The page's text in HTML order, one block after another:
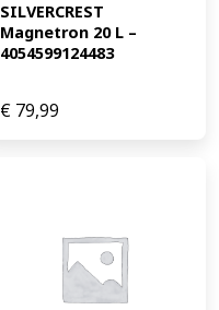
SILVERCREST
Magnetron 20 L –
4054599124483
€ 79,99